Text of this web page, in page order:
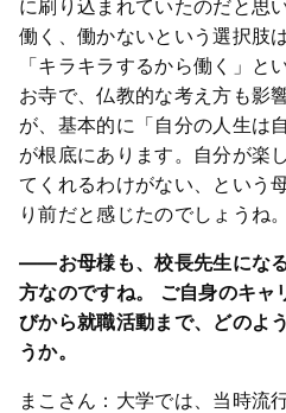
に刷り込まれていたのだと思
働く、働かないという選択肢
「キラキラするから働く」と
お寺で、仏教的な考え方も影
が、基本的に「自分の人生は
が根底にあります。自分が楽
てくれるわけがない、という
り前だと感じたのでしょうね。
――お母様も、校長先生にな
方なのですね。 ご自身のキャ
びから就職活動まで、どのよ
うか。
まこさん：大学では、当時流